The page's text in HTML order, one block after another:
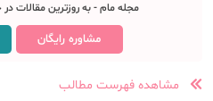
مجله مام - به روزترین مقالات در
مشاوره رایگان
مشاهده فهرست مطالب